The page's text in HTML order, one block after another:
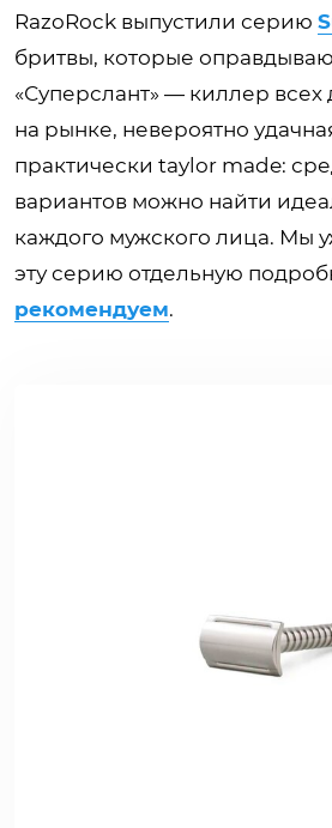
RazoRock выпустили серию
бритвы, которые
«Суперслант» — киллер всех
на рынке, невероятно
практически taylor made:
вариантов можно найти
каждого мужского лица. Мы
эту серию отдельную
рекомендуем.